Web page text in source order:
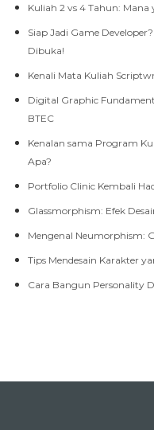
Kuliah 2 vs 4 Tahun: Mana
Siap Jadi Game
Dibuka!
Kenali Mata Kuliah
Digital Graphic
BTEC
Kenalan sama Program
Apa?
Portfolio Clinic Kembali
Glassmorphism: Efek
Mengenal Neumorphism:
Tips Mendesain Karakter
Cara Bangun Personality